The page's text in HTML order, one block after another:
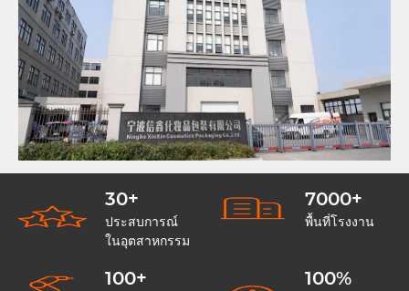
30+
ประสบการณ์
ในอุตสาหกรรม
7000+
พื้นที่โรงงาน
100+ 100%